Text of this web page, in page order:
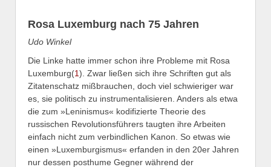
Rosa Luxemburg nach 75 Jahren
Udo Winkel
Die Linke hatte immer schon ihre Probleme mit Rosa
Luxemburg(1). Zwar ließen sich ihre Schriften gut als
Zitatenschatz mißbrauchen, doch viel schwieriger war
es, sie politisch zu instrumentalisieren. Anders als etwa
die zum »Leninismus« kodifizierte Theorie des
russischen Revolutionsführers taugten ihre Arbeiten
einfach nicht zum verbindlichen Kanon. So etwas wie
einen »Luxemburgismus« erfanden in den 20er Jahren
nur dessen posthume Gegner während der